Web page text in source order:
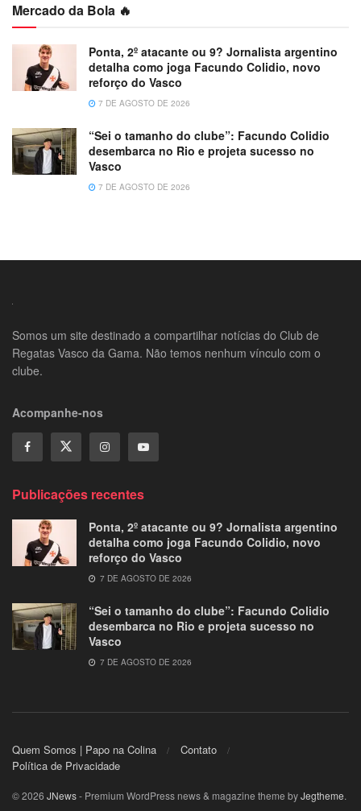
Mercado da Bola 🔥
Ponta, 2º atacante ou 9? Jornalista argentino
detalha como joga Facundo Colidio, novo
reforço do Vasco
7 DE AGOSTO DE 2026
“Sei o tamanho do clube”: Facundo Colidio
desembarca no Rio e projeta sucesso no
Vasco
7 DE AGOSTO DE 2026
Somos um site destinado a compartilhar notícias do Club de
Regatas Vasco da Gama. Não temos nenhum vínculo com o
clube.
Acompanhe-nos
Publicações recentes
Ponta, 2º atacante ou 9? Jornalista argentino
detalha como joga Facundo Colidio, novo
reforço do Vasco
7 DE AGOSTO DE 2026
“Sei o tamanho do clube”: Facundo Colidio
desembarca no Rio e projeta sucesso no
Vasco
7 DE AGOSTO DE 2026
Quem Somos | Papo na Colina
Contato
Política de Privacidade
© 2026 JNews- Premium WordPress news & magazine theme byJegtheme.